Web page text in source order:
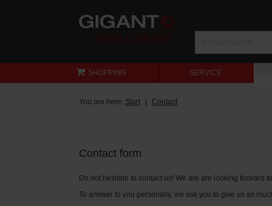
SHOPPING SERVICE
You are here: Start Contact
Contact form
Do not hesitate to contact us! We are are looking forward
To answer to you personally, we ask you to give us as